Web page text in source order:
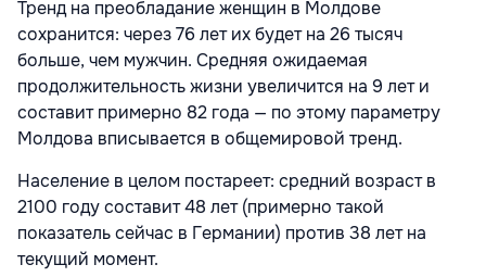
Тренд на преобладание женщин в Молдове
сохранится: через 76 лет их будет на 26 тысяч
больше, чем мужчин. Средняя ожидаемая
продолжительность жизни увеличится на 9 лет и
составит примерно 82 года — по этому параметру
Молдова вписывается в общемировой тренд.
Население в целом постареет: средний возраст в
2100 году составит 48 лет (примерно такой
показатель сейчас в Германии) против 38 лет на
текущий момент.